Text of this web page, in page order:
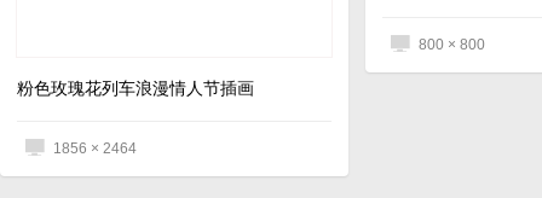
粉色玫瑰花列车浪漫情人节插画
1856 × 2464
800 × 800